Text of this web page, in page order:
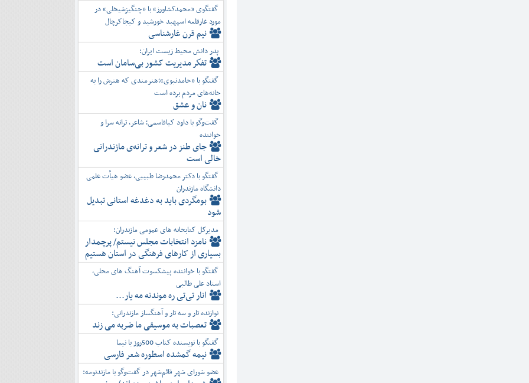
گفتگوی «محمدکشاورز» با «چنگیزشیخلی» در
مورد غارقلعه اسپهبد خورشید و کیجاکرچال
نیم قرن غارشناسی
پدر دانش محیط زیست ایران:
تفكر مديريت کشور بی‌سامان است
گفتگو با «حامدنبوی»؛هنرمندی که هنرش را به
خانه‌های مردم برده است
نان و عشق
گفت‌وگو با داود کیاقاسمی؛ شاعر، ترانه سرا و
خواننده
جای طنز در شعر و ترانه‌ی مازندرانی
خالی است
گفتگو با دکتر محمدرضا طبیبی، عضو هیأت علمی
دانشگاه مازندران
بومگردی باید به دغدغه استانی تبدیل
شود
مدیرکل کتابخانه های عمومی مازندران:
نامزد انتخابات مجلس نیستم/ پرچمدار
بسیاری از کارهای فرهنگی در استان هستیم
گفتگو با خواننده پیشکسوت آهنگ های محلی،
استاد علی طالبی
انار تی‌تی ره موندنه مه یار...
نوازنده تار و سه تار و آهنگساز مازندرانی:
تعصبات به موسیقی ما ضربه می زند
گفتگو با نویسنده کتاب 500روز با نیما
نیمه گمشده اسطوره شعر فارسی
عضو شورای شهر قائم‌شهر در گفت‌و‌گو با مازندنومه: